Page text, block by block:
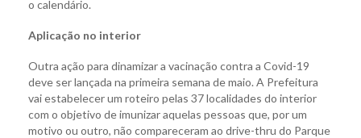
o calendário.
Aplicação no interior
Outra ação para dinamizar a vacinação contra a Covid-19
deve ser lançada na primeira semana de maio. A Prefeitura
vai estabelecer um roteiro pelas 37 localidades do interior
com o objetivo de imunizar aquelas pessoas que, por um
motivo ou outro, não compareceram ao drive-thru do Parque